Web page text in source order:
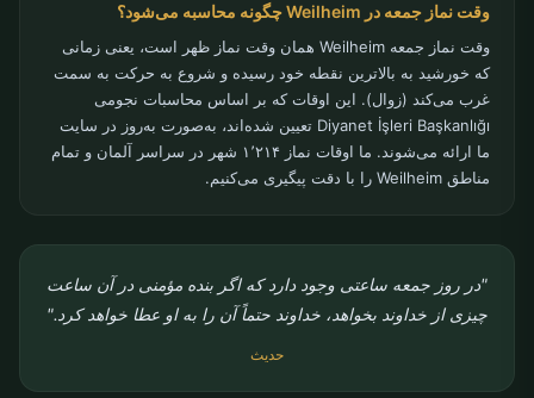
وقت نماز جمعه در Weilheim چگونه محاسبه می‌شود؟
وقت نماز جمعه Weilheim همان وقت نماز ظهر است، یعنی زمانی
که خورشید به بالاترین نقطه خود رسیده و شروع به حرکت به سمت
غرب می‌کند (زوال). این اوقات که بر اساس محاسبات نجومی
Diyanet İşleri Başkanlığı تعیین شده‌اند، به‌صورت به‌روز در سایت
ما ارائه می‌شوند. ما اوقات نماز ۱٬۲۱۴ شهر در سراسر آلمان و تمام
مناطق Weilheim را با دقت پیگیری می‌کنیم.
"در روز جمعه ساعتی وجود دارد که اگر بنده مؤمنی در آن ساعت
چیزی از خداوند بخواهد، خداوند حتماً آن را به او عطا خواهد کرد."
حدیث